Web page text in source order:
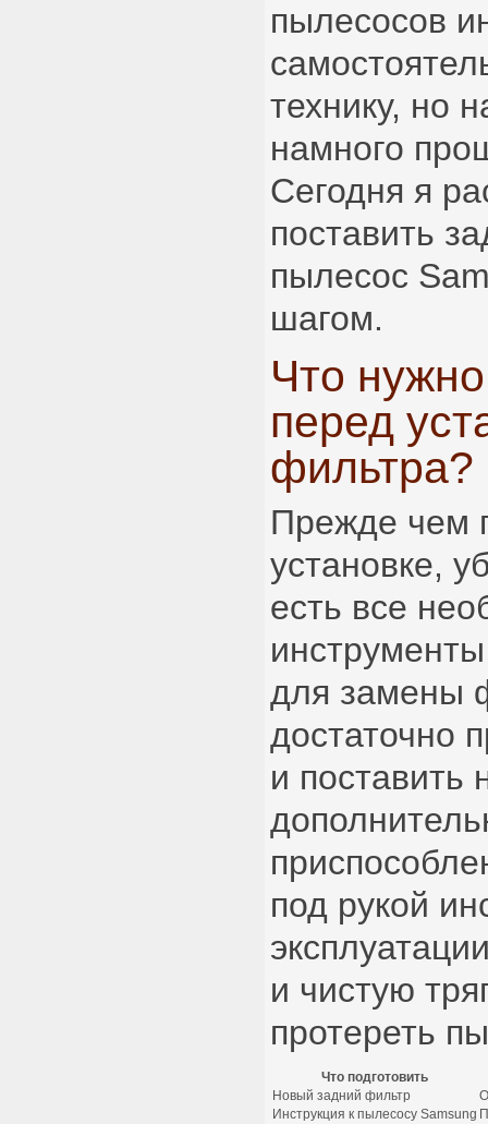
пылесосов
технику, но
намного
Сегодня я
поставить
пылесос
шагом.
Что
перед
фильтра?
Прежде чем
установке,
есть все
для замены
достаточно
и поставить
под рукой
и чистую
протереть
Что подготовить
Новый задний фильтр
Инструкция к пылесосу Samsung